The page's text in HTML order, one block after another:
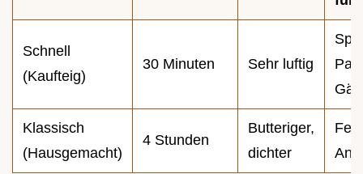
Schnell
(Kaufteig)
30 Minuten Sehr luftig
Klassisch
(Hausgemacht)
4 Stunden
Butteriger,
dichter